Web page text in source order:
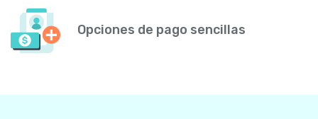
Opciones de pago sencillas